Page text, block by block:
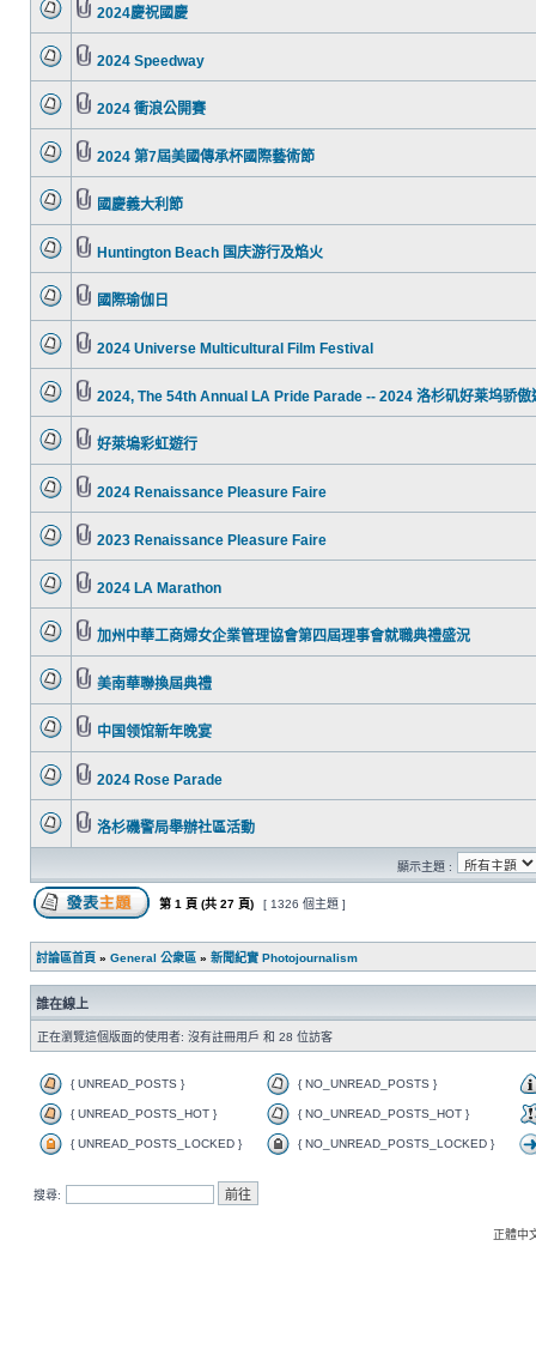
2024慶祝國慶
2024 Speedway
2024 衝浪公開賽
2024 第7屆美國傳承杯國際藝術節
國慶義大利節
Huntington Beach 国庆游行及焰火
國際瑜伽日
2024 Universe Multicultural Film Festival
2024, The 54th Annual LA Pride Parade -- 2024 洛杉矶好莱坞骄傲
好萊塢彩虹遊行
2024 Renaissance Pleasure Faire
2023 Renaissance Pleasure Faire
2024 LA Marathon
加州中華工商婦女企業管理協會第四屆理事會就職典禮盛況
美南華聯換屆典禮
中国领馆新年晚宴
2024 Rose Parade
洛杉磯警局舉辦社區活動
顯示主題 :
第 1 頁 (共 27 頁) [ 1326 個主題 ]
討論區首頁 » General 公衆區 » 新聞紀實 Photojournalism
誰在線上
正在瀏覽這個版面的使用者: 沒有註冊用戶 和 28 位訪客
{ UNREAD_POSTS } { NO_UNREAD_POSTS }
{ UNREAD_POSTS_HOT } { NO_UNREAD_POSTS_HOT }
{ UNREAD_POSTS_LOCKED } { NO_UNREAD_POSTS_LOCKED }
搜尋:
正體中